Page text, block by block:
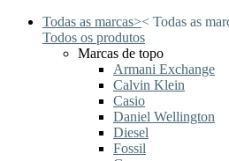
Todas as marcas>< Todas as
Todos os produtos
Marcas de topo
Armani Exchange
Calvin Klein
Casio
Daniel Wellington
Diesel
Fossil